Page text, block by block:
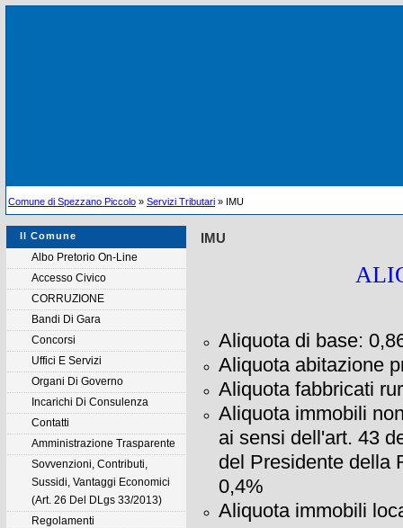
Comune di Spezzano Piccolo » Servizi Tributari » IMU
Il Comune
Albo Pretorio On-Line
Accesso Civico
CORRUZIONE
Bandi Di Gara
Concorsi
Uffici E Servizi
Organi Di Governo
Incarichi Di Consulenza
Contatti
Amministrazione Trasparente
Sovvenzioni, Contributi,
Sussidi, Vantaggi Economici
(Art. 26 Del DLgs 33/2013)
Regolamenti
IMU
Aliquota di base:
Aliquota abitazione
Aliquota fabbricati
Aliquota immobili
ai sensi dell'art. 43
del Presidente della
0,4%
Aliquota immobili